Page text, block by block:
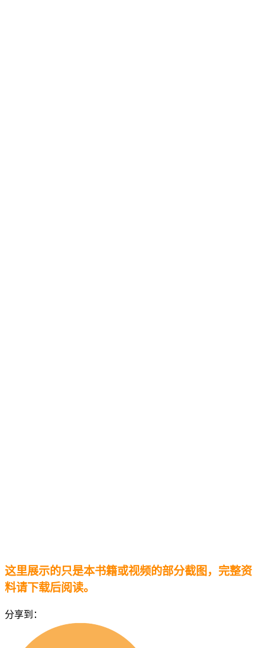
这里展示的只是本书籍或视频的部分截图，完整资
料请下载后阅读。
分享到：